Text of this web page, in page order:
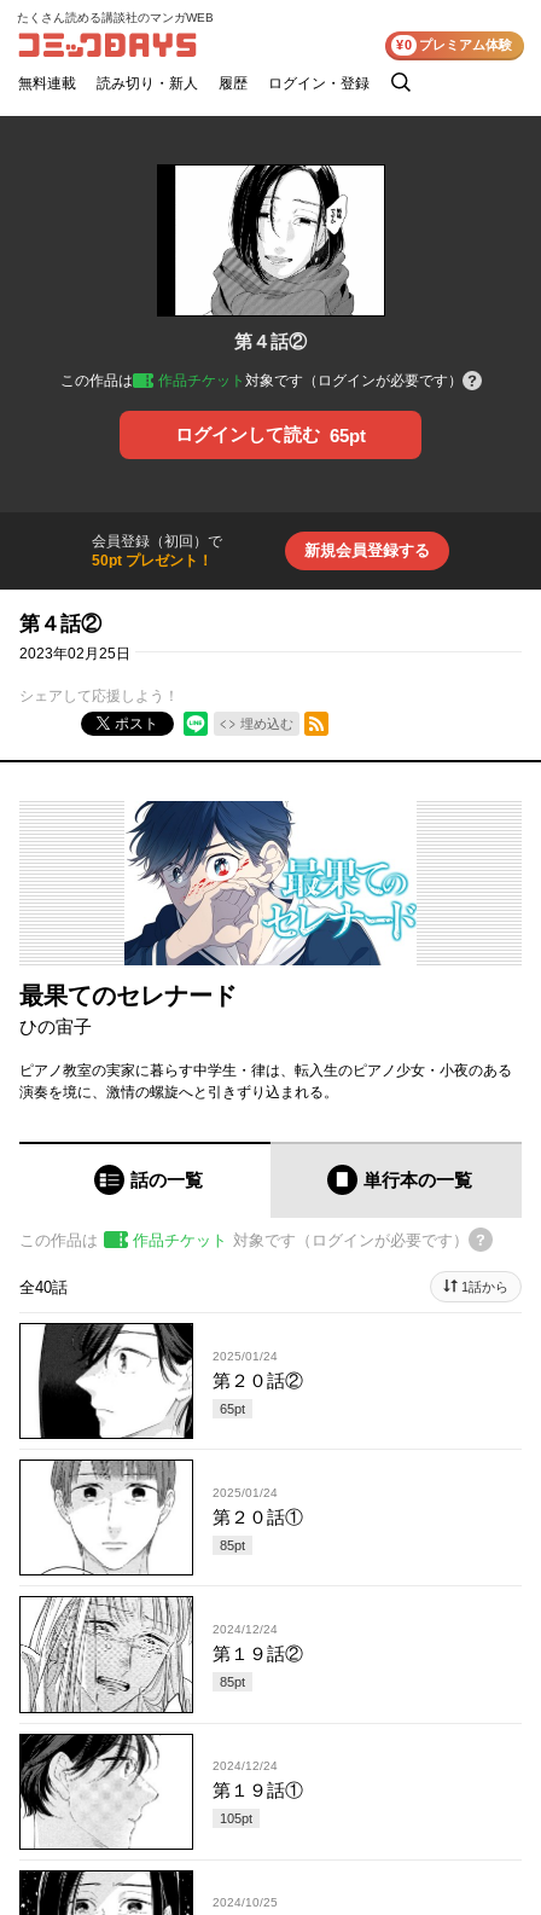
コミックDAYS
たくさん読める講談社のマンガWEB
無料連載 読み切り・新人 履歴 ログイン・登録
検
¥0 プレミアム体験
第４話②
この作品は 作品チケット 対象です（ログインが必要です）
ログインして読む 65pt
会員登録（初回）で
50pt プレゼント！
新規会員登録する
第４話②
2023年02月25日
シェアして応援しよう！
ポスト
埋め込む
RSSフィード
最果てのセレナード
ひの宙子
ピアノ教室の実家に暮らす中学生・律は、転入生のピアノ少女・小夜のある
演奏を境に、激情の螺旋へと引きずり込まれる。
話の一覧 単行本の一覧
この作品は 作品チケット 対象です（ログインが必要です）
全40話 1話から
2025/01/24
第２０話②
65pt
2025/01/24
第２０話①
85pt
2024/12/24
第１９話②
85pt
2024/12/24
第１９話①
105pt
2024/10/25